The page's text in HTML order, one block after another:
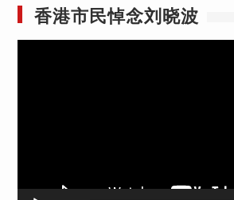
香港市民悼念刘晓波